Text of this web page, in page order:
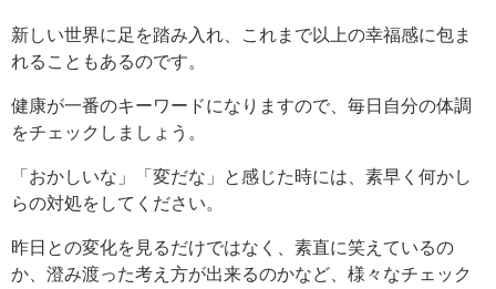
新しい世界に足を踏み入れ、これまで以上の幸福感に包ま
れることもあるのです。
健康が一番のキーワードになりますので、毎日自分の体調
をチェックしましょう。
「おかしいな」「変だな」と感じた時には、素早く何かし
らの対処をしてください。
昨日との変化を見るだけではなく、素直に笑えているの
か、澄み渡った考え方が出来るのかなど、様々なチェック